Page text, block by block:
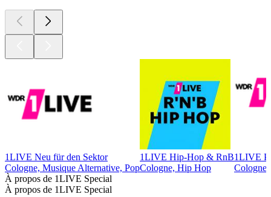
1LIVE Neu für den Sektor
Cologne, Musique Alternative, Pop
1LIVE Hip-Hop & RnB
Cologne, Hip Hop
1LIVE
À propos de 1LIVE Special
À propos de 1LIVE Special